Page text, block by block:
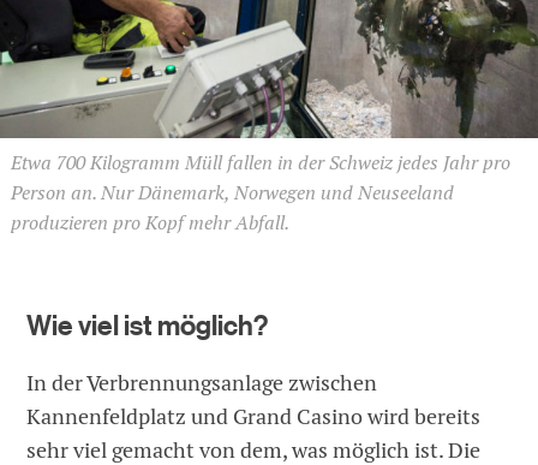
Etwa 700 Kilogramm Müll fallen in der Schweiz jedes Jahr pro
Person an. Nur Dänemark, Norwegen und Neuseeland
produzieren pro Kopf mehr Abfall.
Wie viel ist möglich?
In der Verbrennungsanlage zwischen
Kannenfeldplatz und Grand Casino wird bereits
sehr viel gemacht von dem, was möglich ist. Die